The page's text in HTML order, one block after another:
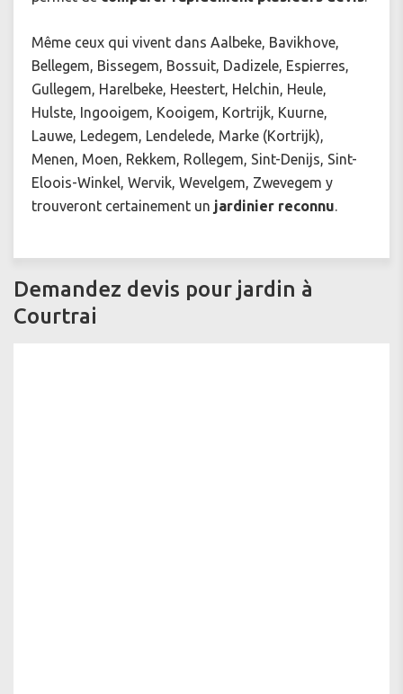
Même ceux qui vivent dans Aalbeke, Bavikhove,
Bellegem, Bissegem, Bossuit, Dadizele, Espierres,
Gullegem, Harelbeke, Heestert, Helchin, Heule,
Hulste, Ingooigem, Kooigem, Kortrijk, Kuurne,
Lauwe, Ledegem, Lendelede, Marke (Kortrijk),
Menen, Moen, Rekkem, Rollegem, Sint-Denijs, Sint-
Eloois-Winkel, Wervik, Wevelgem, Zwevegem y
trouveront certainement un jardinier reconnu.
Demandez devis pour jardin à
Courtrai